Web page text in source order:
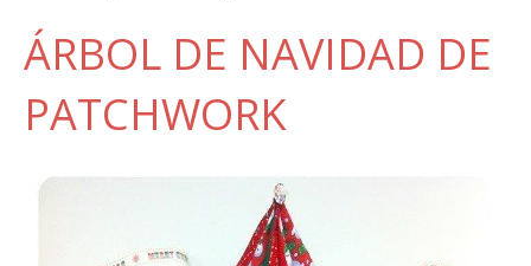
ÁRBOL DE NAVIDAD DE
PATCHWORK